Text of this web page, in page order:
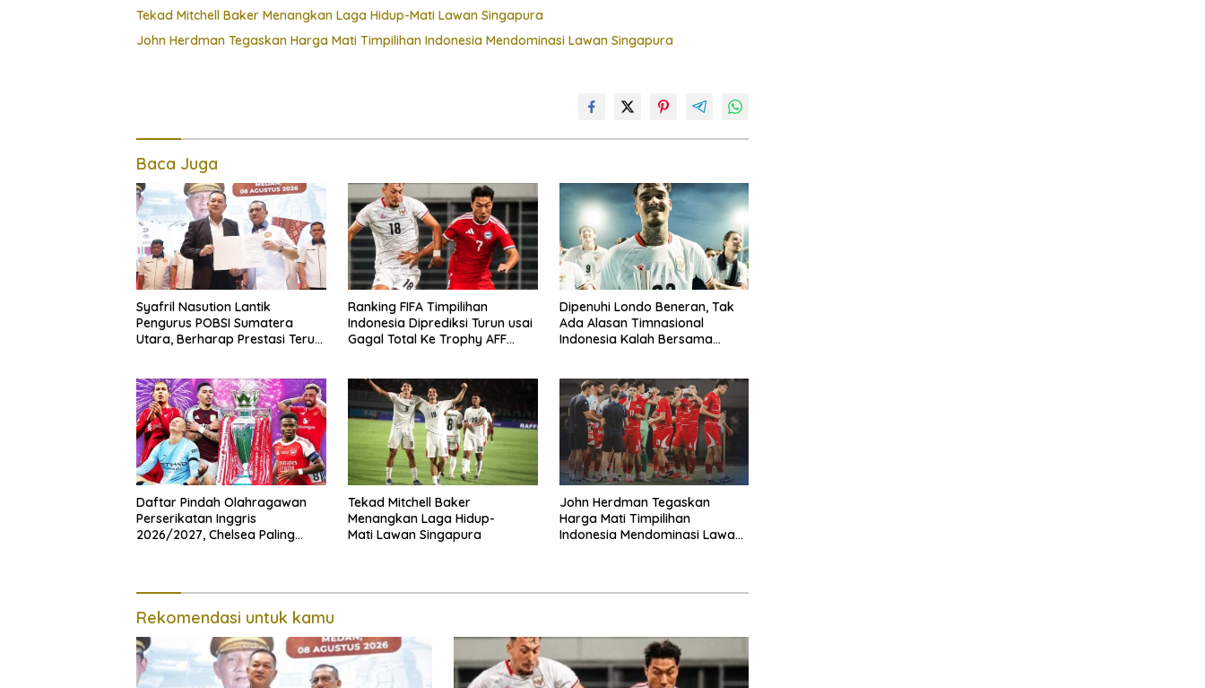
Tekad Mitchell Baker Menangkan Laga Hidup-Mati Lawan Singapura
John Herdman Tegaskan Harga Mati Timpilihan Indonesia Mendominasi Lawan Singapura
Baca Juga
Syafril Nasution Lantik
Pengurus POBSI Sumatera
Utara, Berharap Prestasi Terus
Ranking FIFA Timpilihan
Indonesia Diprediksi Turun usai
Gagal Total Ke Trophy AFF
Dipenuhi Londo Beneran, Tak
Ada Alasan Timnasional
Indonesia Kalah Bersama
Daftar Pindah Olahragawan
Perserikatan Inggris
2026/2027, Chelsea Paling
Tekad Mitchell Baker
Menangkan Laga Hidup-
Mati Lawan Singapura
John Herdman Tegaskan
Harga Mati Timpilihan
Indonesia Mendominasi Lawan
Rekomendasi untuk kamu